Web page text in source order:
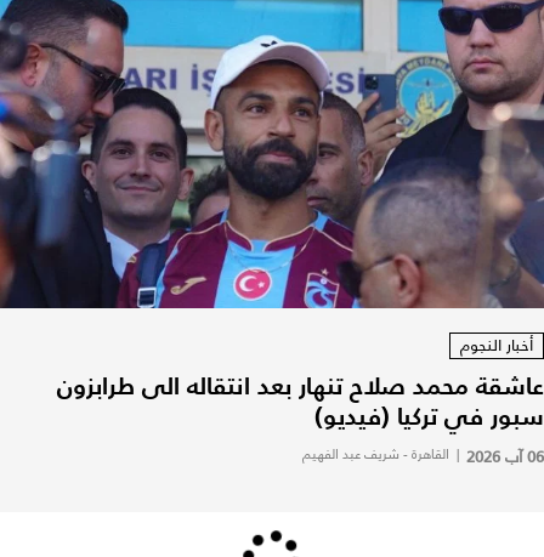
أخبار النجوم
عاشقة محمد صلاح تنهار بعد انتقاله الى طرابزون
سبور في تركيا (فيديو)
06 آب 2026 | القاهرة - شريف عبد الفهيم